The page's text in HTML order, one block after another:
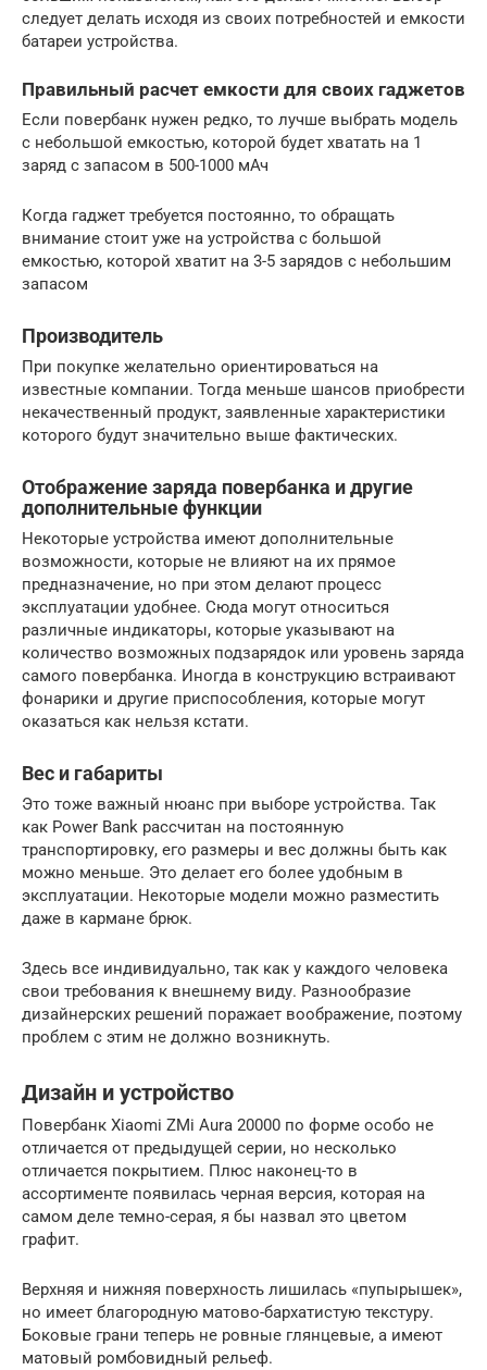
следует делать исходя из своих потребностей и емкости
батареи устройства.
Правильный расчет емкости для своих гаджетов
Если повербанк нужен редко, то лучше выбрать модель
с небольшой емкостью, которой будет хватать на 1
заряд с запасом в 500-1000 мАч
Когда гаджет требуется постоянно, то обращать
внимание стоит уже на устройства с большой
емкостью, которой хватит на 3-5 зарядов с небольшим
запасом
Производитель
При покупке желательно ориентироваться на
известные компании. Тогда меньше шансов приобрести
некачественный продукт, заявленные характеристики
которого будут значительно выше фактических.
Отображение заряда повербанка и другие
дополнительные функции
Некоторые устройства имеют дополнительные
возможности, которые не влияют на их прямое
предназначение, но при этом делают процесс
эксплуатации удобнее. Сюда могут относиться
различные индикаторы, которые указывают на
количество возможных подзарядок или уровень заряда
самого повербанка. Иногда в конструкцию встраивают
фонарики и другие приспособления, которые могут
оказаться как нельзя кстати.
Вес и габариты
Это тоже важный нюанс при выборе устройства. Так
как Power Bank рассчитан на постоянную
транспортировку, его размеры и вес должны быть как
можно меньше. Это делает его более удобным в
эксплуатации. Некоторые модели можно разместить
даже в кармане брюк.
Здесь все индивидуально, так как у каждого человека
свои требования к внешнему виду. Разнообразие
дизайнерских решений поражает воображение, поэтому
проблем с этим не должно возникнуть.
Дизайн и устройство
Повербанк Xiaomi ZMi Aura 20000 по форме особо не
отличается от предыдущей серии, но несколько
отличается покрытием. Плюс наконец-то в
ассортименте появилась черная версия, которая на
самом деле темно-серая, я бы назвал это цветом
графит.
Верхняя и нижняя поверхность лишилась «пупырышек»,
но имеет благородную матово-бархатистую текстуру.
Боковые грани теперь не ровные глянцевые, а имеют
матовый ромбовидный рельеф.